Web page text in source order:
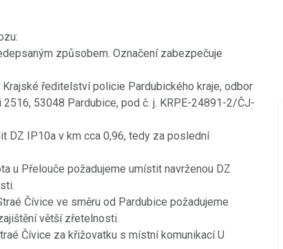
způsobem. Označení zabezpečuje
ředitelství policie Pardubického kraje, odbor
53048 Pardubice, pod č. j. KRPE-24891-2/ČJ-
DZ IP10a v km cca 0,96, tedy za poslední
u Přelouče požadujeme umístit navrženou DZ
Čívice ve směru od Pardubice požadujeme
větší zřetelnosti.
Čívice za křižovatku s místní komunikací U
18.12.2019 PŘED 2425 DNY
Nová videa ve videokronice
událostí konaných v posledních dnech -
Betlémského zpívání a oslav Dne úcty ke
stáří.